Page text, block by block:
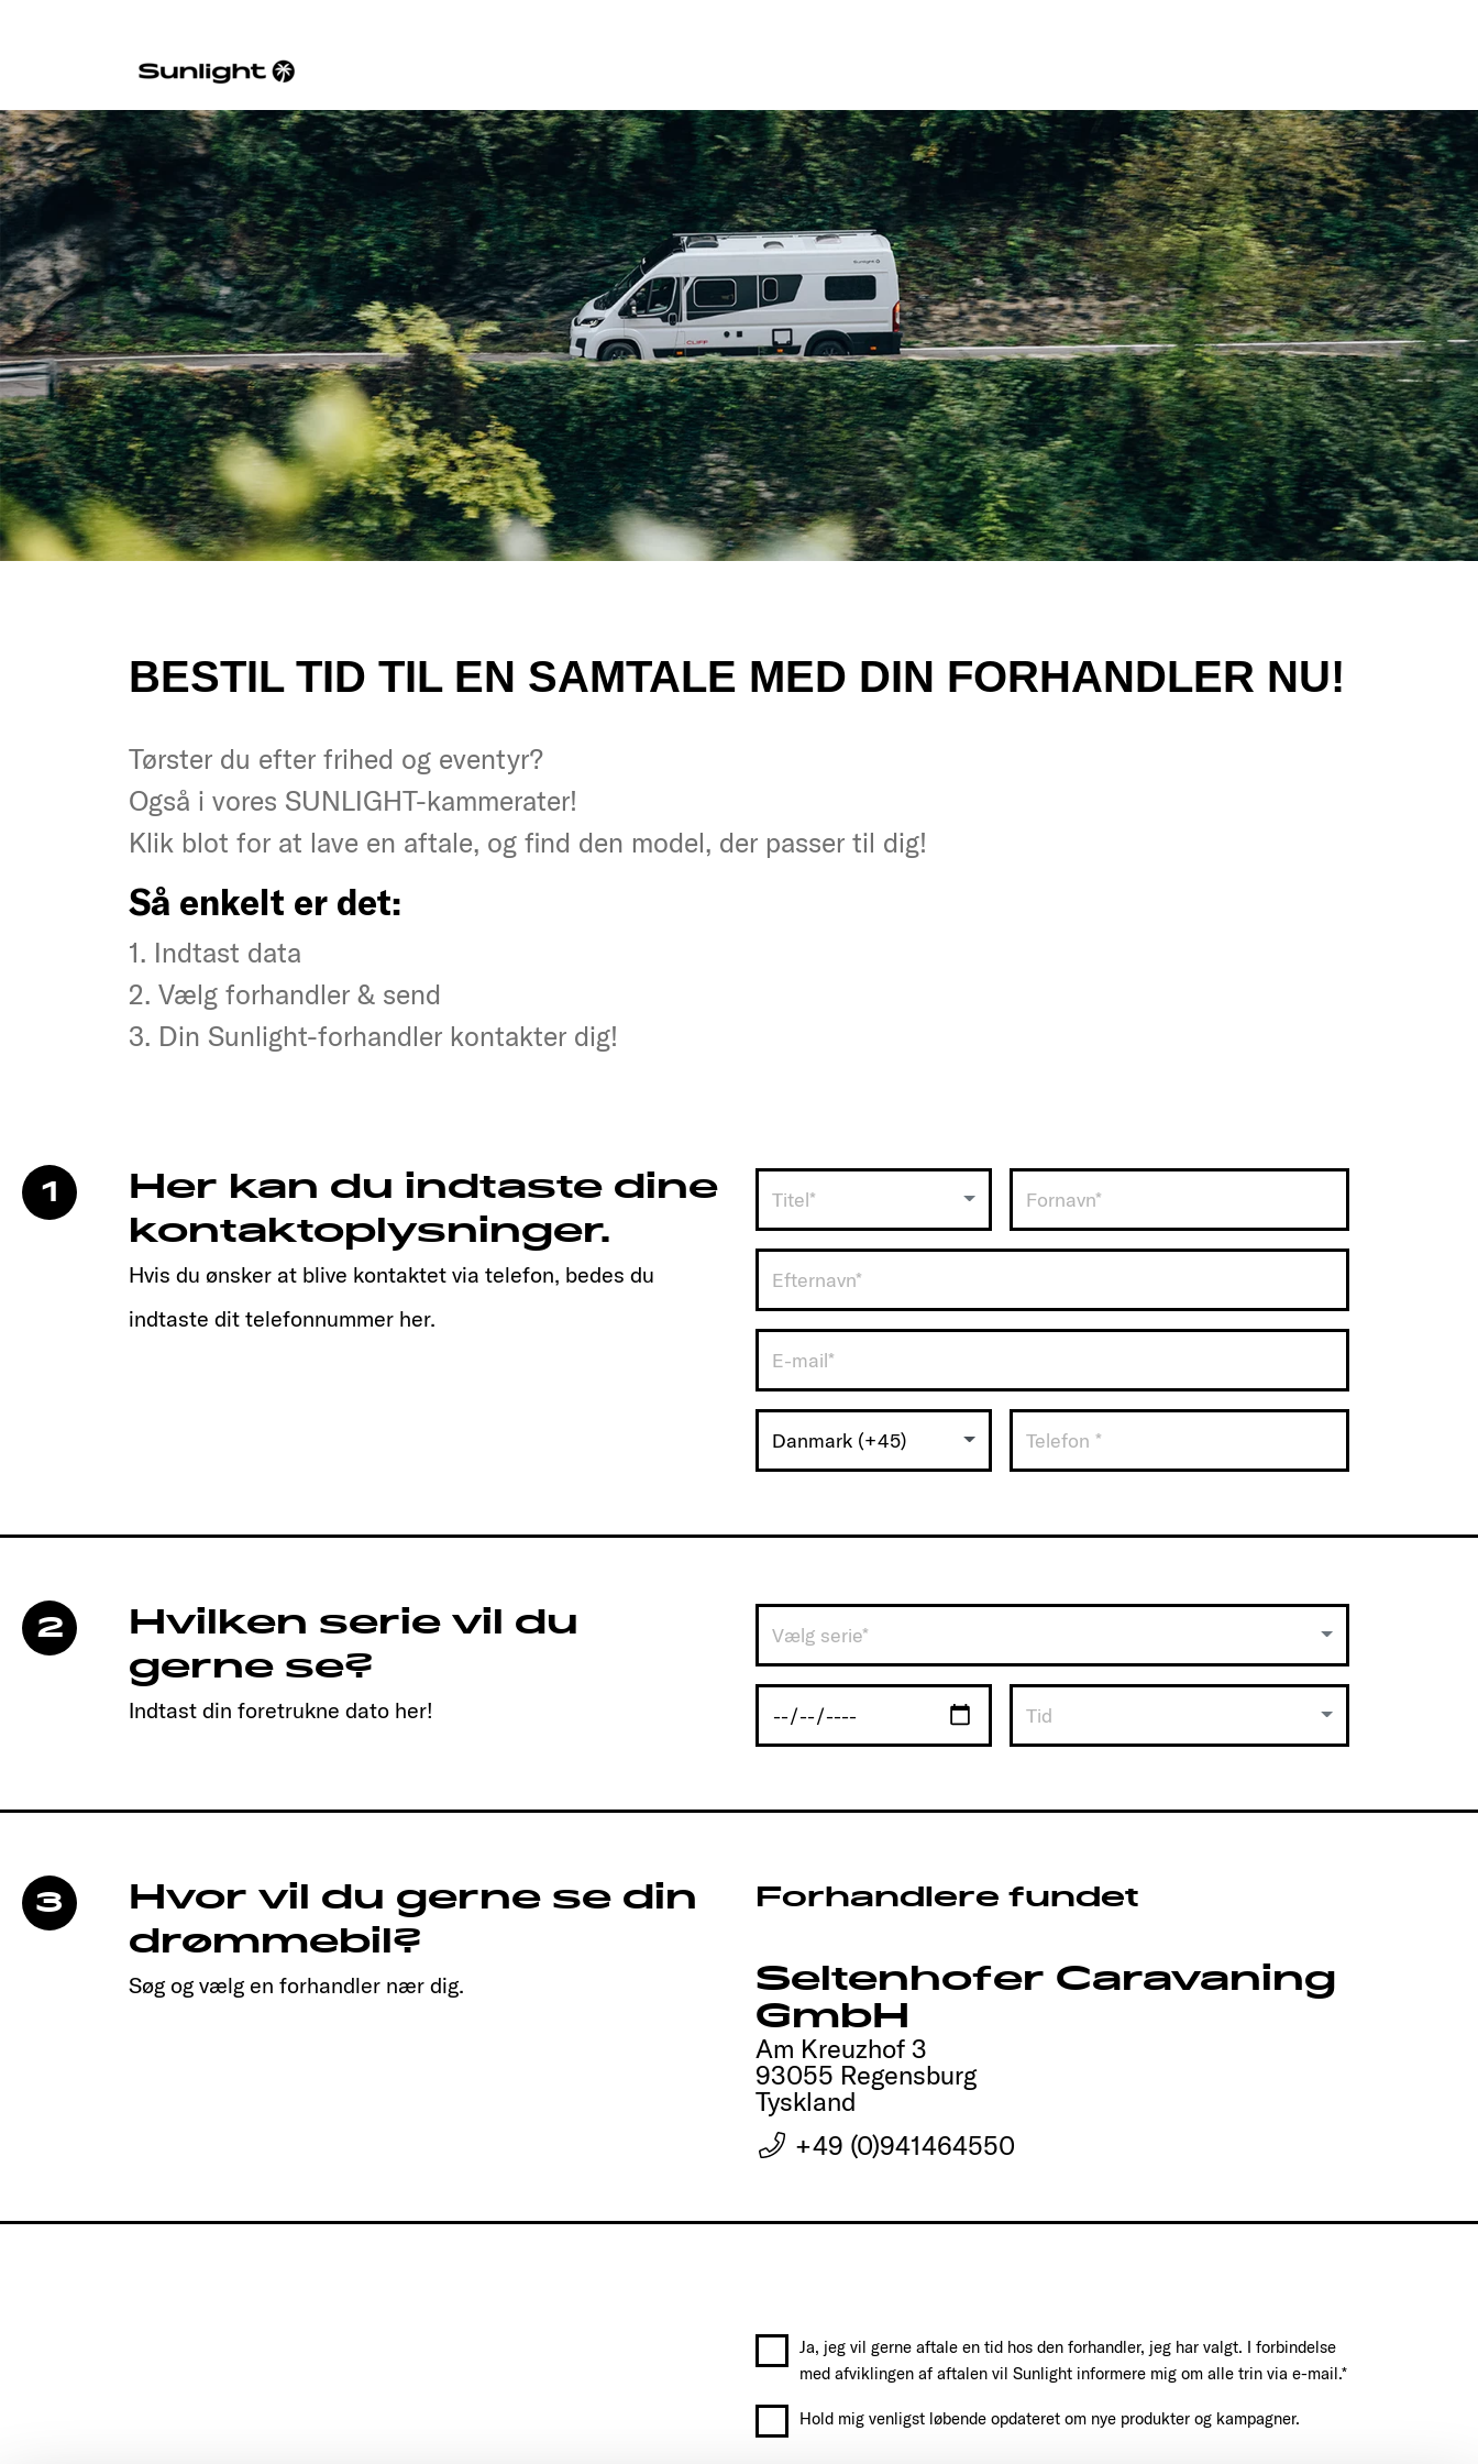
BESTIL TID TIL EN SAMTALE MED DIN FORHANDLER NU!
Tørster du efter frihed og eventyr?
Også i vores SUNLIGHT-kammerater!
Klik blot for at lave en aftale, og find den model, der passer til dig!
Så enkelt er det:
1. Indtast data
2. Vælg forhandler & send
3. Din Sunlight-forhandler kontakter dig!
Tørster du efter frihed og eventyr?
Også i vores SUNLIGHT-kammerater!
Klik blot for at lave en aftale, og find den model, der passer til dig!
Så enkelt er det:
1. Indtast data
2. Vælg forhandler & send
3. Din Sunlight-forhandler kontakter dig!
1
Her kan du indtaste dine
kontaktoplysninger.
Hvis du ønsker at blive kontaktet via telefon, bedes du
indtaste dit telefonnummer her.
Titel*
Danmark (+45)
2
Hvilken serie vil du
gerne se?
Indtast din foretrukne dato her!
Vælg serie*
Tid
3
Hvor vil du gerne se din
drømmebil?
Søg og vælg en forhandler nær dig.
Forhandlere fundet
Seltenhofer Caravaning
GmbH
Am Kreuzhof 3
93055 Regensburg
Tyskland
+49 (0)941464550
Ja, jeg vil gerne aftale en tid hos den forhandler, jeg har valgt. I forbindelse
med afviklingen af aftalen vil Sunlight informere mig om alle trin via e-mail.*
Hold mig venligst løbende opdateret om nye produkter og kampagner.